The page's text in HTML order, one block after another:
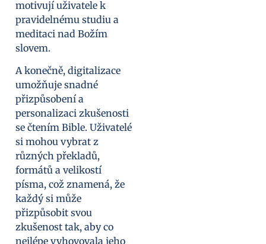
motivují uživatele k
pravidelnému studiu a
meditaci nad Božím
slovem.
A konečně, digitalizace
umožňuje snadné
přizpůsobení a
personalizaci zkušenosti
se čtením Bible. Uživatelé
si mohou vybrat z
různých překladů,
formátů a velikostí
písma, což znamená, že
každý si může
přizpůsobit svou
zkušenost tak, aby co
nejlépe vyhovovala jeho